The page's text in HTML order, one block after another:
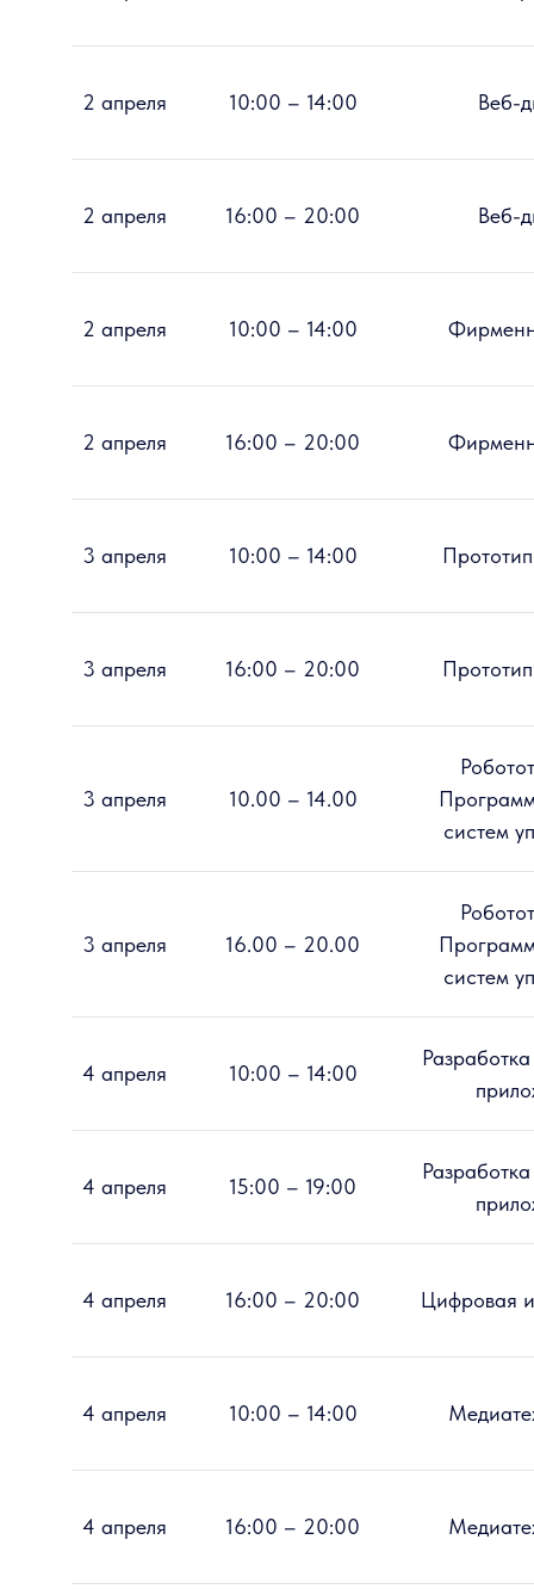
2 апреля 10:00 – 14:00 Веб-
2 апреля 16:00 – 20:00 Веб-
2 апреля 10:00 – 14:00
2 апреля 16:00 – 20:00
3 апреля 10:00 – 14:00
3 апреля 16:00 – 20:00
3 апреля 10.00 – 14.00
систем
3 апреля 16.00 – 20.00
систем
4 апреля 10:00 – 14:00
4 апреля 15:00 – 19:00
4 апреля 16:00 – 20:00 Цифровая
4 апреля 10:00 – 14:00
4 апреля 16:00 – 20:00